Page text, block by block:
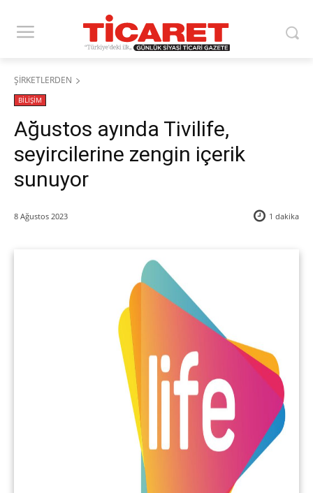
ŞİRKETLERDEN
BİLİŞİM
Ağustos ayında Tivilife,
seyircilerine zengin içerik
sunuyor
8 Ağustos 2023 1 dakika